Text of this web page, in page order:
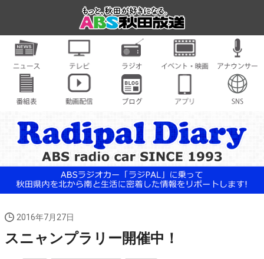
2016年7月27日
スニャンプラリー開催中！